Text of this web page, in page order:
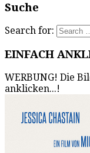
Suche
Search for:
EINFACH
WERBUNG! Die
anklicken...!